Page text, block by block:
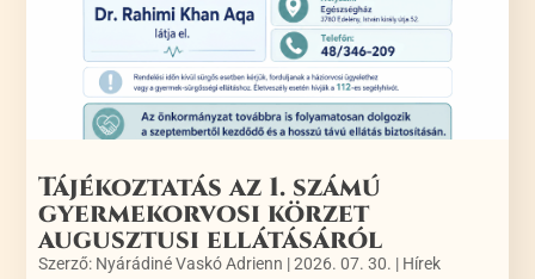
Tájékoztatás az 1. számú
gyermekorvosi körzet
augusztusi ellátásáról
Szerző: Nyárádiné Vaskó Adrienn |2026. 07. 30. | Hírek